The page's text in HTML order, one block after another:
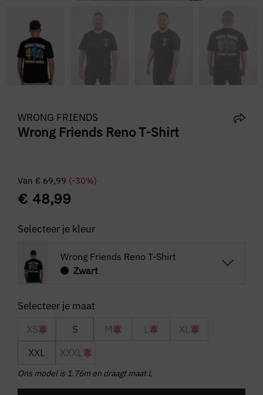
WRONG FRIENDS
Wrong Friends Reno T-Shirt
Van € 69,99 (-30%)
€ 48,99
Selecteer je kleur
Wrong Friends Reno T-Shirt
Zwart
XS S M L
XL
XXL
XXXL
Ons model is 1.76m en draagt maat L